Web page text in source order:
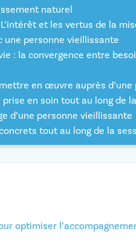
naturel
et les vertus de la
une personne vieillissante
: la convergence entre
en œuvre auprès
prise en soin tout au long de
d’une personne vieillissante
tout au long de la
optimiser